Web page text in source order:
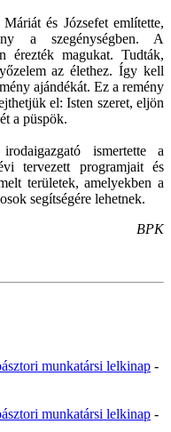
és Józsefet említette,
a szegénységben. A
érezték magukat. Tudták,
az élethez. Így kell
ajándékát. Ez a remény
el: Isten szeret, eljön
a püspök.
ismertette a
tervezett programjait és
területek, amelyekben a
segítségére lehetnek.
BPK
munkatársi lelkinap -
munkatársi lelkinap -